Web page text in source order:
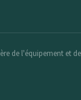
de l'équipement et